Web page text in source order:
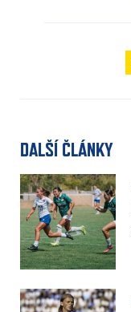
DALŠÍ ČLÁNKY